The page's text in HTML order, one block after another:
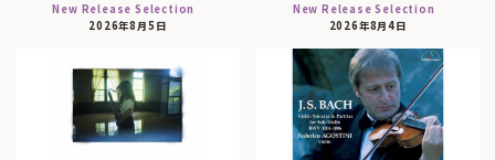
New Release Selection
2026年8月5日
New Release Selection
2026年8月4日